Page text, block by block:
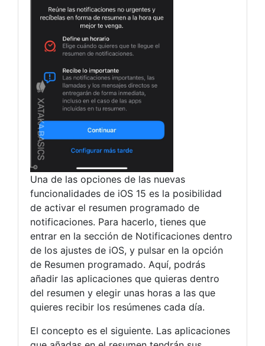
Una de las opciones de las nuevas
funcionalidades de iOS 15 es la posibilidad
de activar el resumen programado de
notificaciones. Para hacerlo, tienes que
entrar en la sección de Notificaciones dentro
de los ajustes de iOS, y pulsar en la opción
de Resumen programado. Aquí, podrás
añadir las aplicaciones que quieras dentro
del resumen y elegir unas horas a las que
quieres recibir los resúmenes cada día.
El concepto es el siguiente. Las aplicaciones